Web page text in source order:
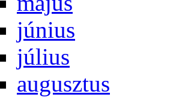
jú­ni­us
jú­li­us
au­gusz­tus